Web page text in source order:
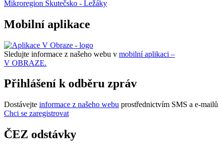
Mikroregion Skutečsko - Ležáky
Mobilní aplikace
Sledujte informace z našeho webu v mobilní aplikaci –
V OBRAZE.
Přihlášení k odběru zpráv
Dostávejte informace z našeho webu prostřednictvím SMS a e-mailů
Chci se zaregistrovat
ČEZ odstávky